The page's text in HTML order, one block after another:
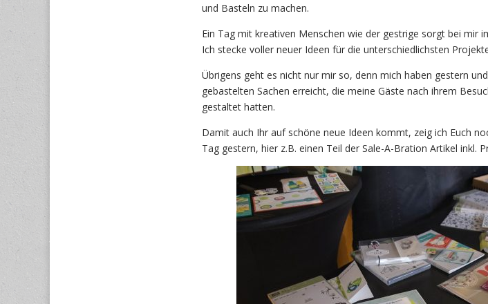
und Basteln zu machen.
Ein Tag mit kreativen Menschen wie der gestrige sorgt bei mir
Ich stecke voller neuer Ideen für die unterschiedlichsten
Übrigens geht es nicht nur mir so, denn mich haben gestern
gebastelten Sachen erreicht, die meine Gäste nach ihrem
gestaltet hatten.
Damit auch Ihr auf schöne neue Ideen kommt, zeig ich Euch
Tag gestern, hier z.B. einen Teil der Sale-A-Bration Artikel inkl.